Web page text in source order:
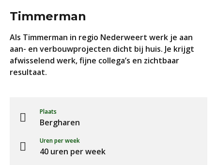
Timmerman
Als Timmerman in regio Nederweert werk je aan
aan- en verbouwprojecten dicht bij huis. Je krijgt
afwisselend werk, fijne collega’s en zichtbaar
resultaat.
Plaats
Bergharen
Uren per week
40 uren per week